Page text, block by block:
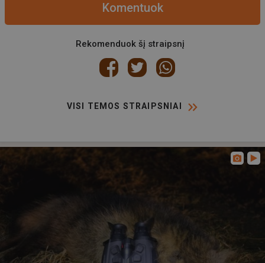
Komentuok
Rekomenduok šį straipsnį
VISI TEMOS STRAIPSNIAI